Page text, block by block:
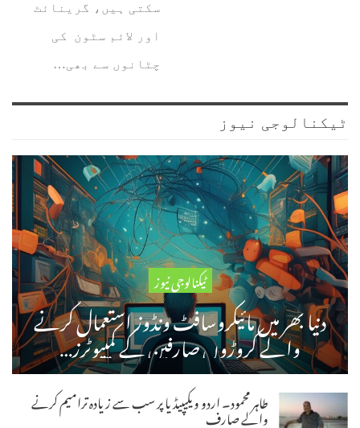
سکتی ہیں، گرینائٹ
اور لائم سٹون کی
چٹانوں سے بھی…
ٹیکنالوجی نیوز
ٹیکنالوجی نیوز
دنیا بھر میں مائیکروسافٹ ونڈوز استعمال کرنے
والے کروڑوں صارفین کے کمپیوٹرز…
طاہر محمود۔ اردو ویکیپیڈیا پر سب سے زیادہ ترامیم کرنے
والے صارف